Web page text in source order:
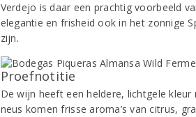
Verdejo is daar een prachtig voorbeeld
elegantie en frisheid ook in het zonnige
zijn.
Proefnotitie
De wijn heeft een heldere, lichtgele kleur
neus komen frisse aroma’s van citrus,